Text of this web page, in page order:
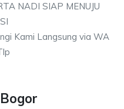
NADI SIAP MENUJU
Kami Langsung via WA